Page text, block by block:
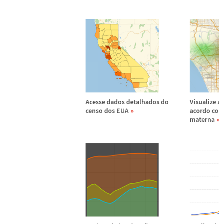
Acesse dados detalhados do
censo dos EUA
Visualize
acordo
materna